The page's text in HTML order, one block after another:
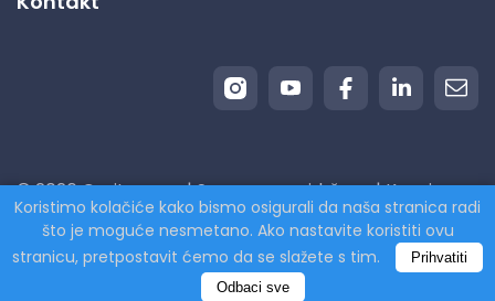
© 2026 Carito.com. | Sva prava pridržana | Kupujemo
vaš automobil po najpovoljnijoj cijeni! | Powered by
CodiCo.io
Koristimo kolačiće kako bismo osigurali da naša stranica radi
što je moguće nesmetano. Ako nastavite koristiti ovu
stranicu, pretpostavit ćemo da se slažete s tim.
Prihvatiti
Odbaci sve